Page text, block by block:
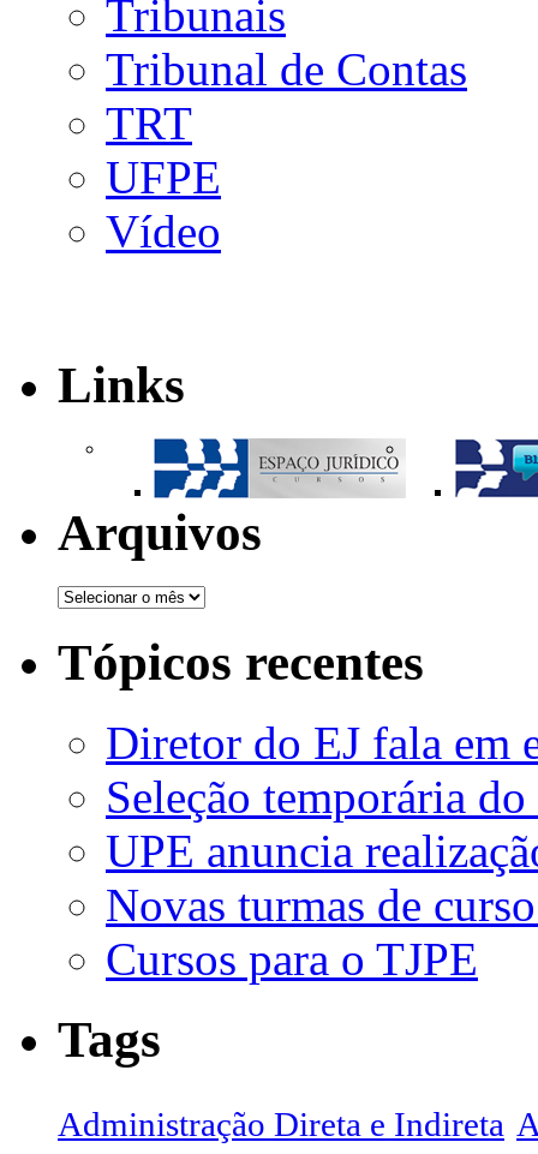
Tribunais
Tribunal de Contas
TRT
UFPE
Vídeo
Links
Arquivos
Tópicos recentes
Diretor do EJ fala em
Seleção temporária
UPE anuncia
Novas turmas de
Cursos para o TJPE
Tags
Administração Direta e Indireta